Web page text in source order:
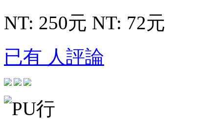
NT: 250元 NT: 72元
已有 人評論